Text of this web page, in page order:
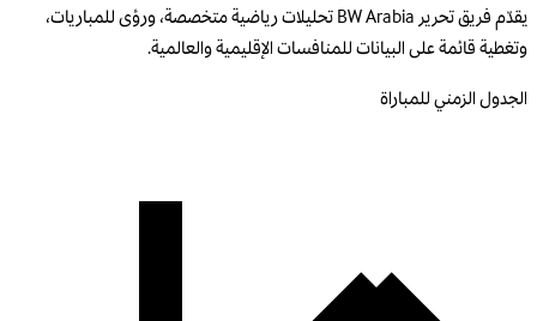
يقدّم فريق تحرير BW Arabia تحليلات رياضية متخصصة، ورؤى للمباريات،
وتغطية قائمة على البيانات للمنافسات الإقليمية والعالمية.
الجدول الزمني للمباراة